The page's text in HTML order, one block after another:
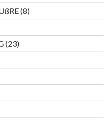
Produkte
88
Produkte
2323
Produkte